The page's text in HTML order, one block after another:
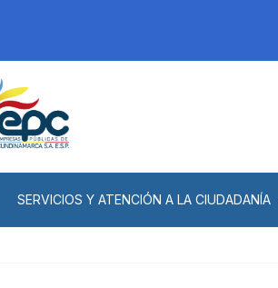
SERVICIOS Y ATENCIÓN A LA CIUDADANÍA